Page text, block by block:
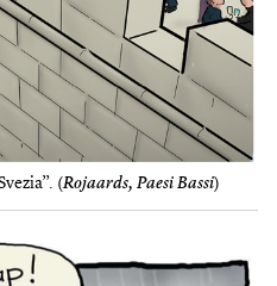
(Rojaards, Paesi Bassi)